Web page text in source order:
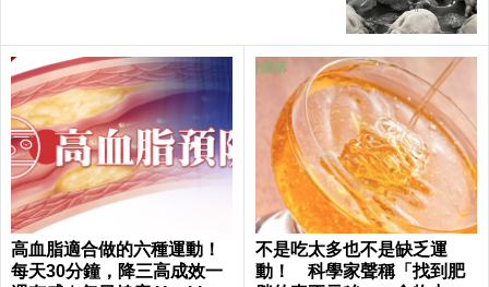
高血脂適合做的六種運動！
每天30分鐘，降三高成效一
不是吃太多也不是缺乏運
動！ 科學家聲稱「找到肥